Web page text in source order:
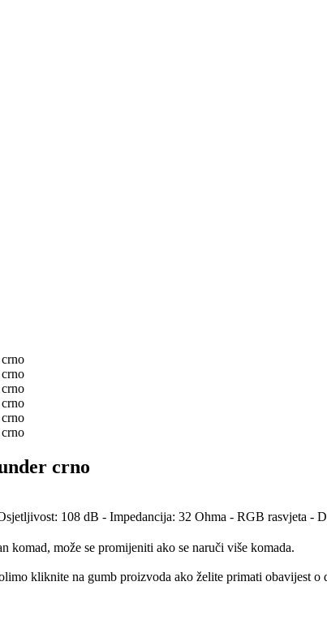
crno
108 dB - Impedancija: 32 Ohma - RGB rasvjeta -
komad, može se promijeniti ako se naruči više komada.
kliknite na gumb proizvoda ako želite primati obavijest o